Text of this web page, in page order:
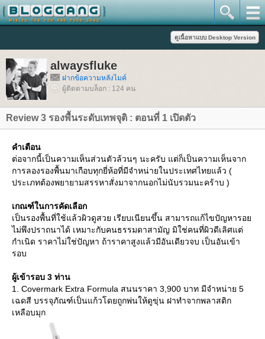
alwaysfluke
ฝากข้อความหลังไมค์
ผู้ติดตามบล็อก : 124 คน
Review 3 รองพื้นระดับเทพจุติ : ตอนที่ 1 เปิดตัว
คำเตือน
ต่อจากนี้เป็นความเห็นส่วนตัวล้วนๆ นะครับ แต่ก็เป็นความเห็นจาก
การลองรองพื้นมาเกือบทุกยี่ห้อที่มีจำหน่ายในประเทศไทยแล้ว (
ประเภทต้องพยายามสรรหาสั่งมาจากนอกไม่นับรวมนะคร้าบ )
เกณฑ์ในการคัดเลือก
เป็นรองพื้นที่ใช้แล้วผิวดูสวย เรียบเนียนขึ้น สามารถแก้ไขปัญหารอ
ไม่พึงปราถนาได้ เหมาะกับคนธรรมดาสามัญ มิใช่คนที่ผิวดีเลิศแต่
กำเนิด ราคาไม่ใช่ปัญหา ถ้าราคาสูงแล้วมีอันเดียวจบ เป็นอันเข้า
รอบ
ผู้เข้ารอบ 3 ท่าน
1. Covermark Extra Formula สนนราคา 3,900 บาท มีจำหน่าย 5
เฉดสี บรรจุภัณฑ์เป็นแก้วโดยถูกพ่นให้ดูขุ่น ฝาทำจากพลาสติก
เหลือบมุก